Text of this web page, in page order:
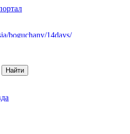
boguchany/14days/